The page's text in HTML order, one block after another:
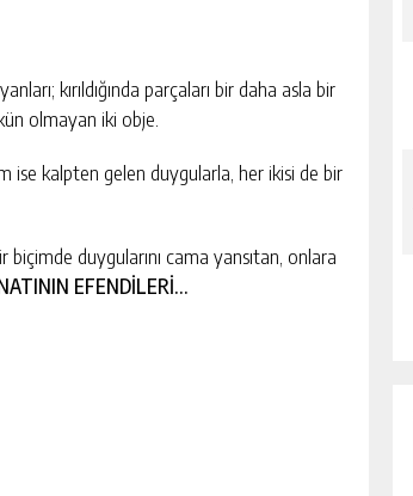
kırıldığında parçaları bir daha asla bir
olmayan iki obje.
ise kalpten gelen duygularla, her ikisi de bir
biçimde duygularını cama yansıtan, onlara
EFENDİLERİ…